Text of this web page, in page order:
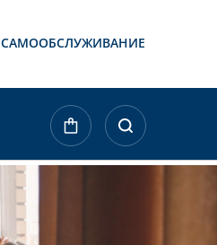
САМООБСЛУЖИВАНИЕ